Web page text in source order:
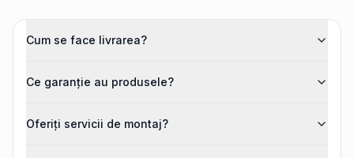
Cum se face livrarea?
Ce garanție au produsele?
Oferiți servicii de montaj?